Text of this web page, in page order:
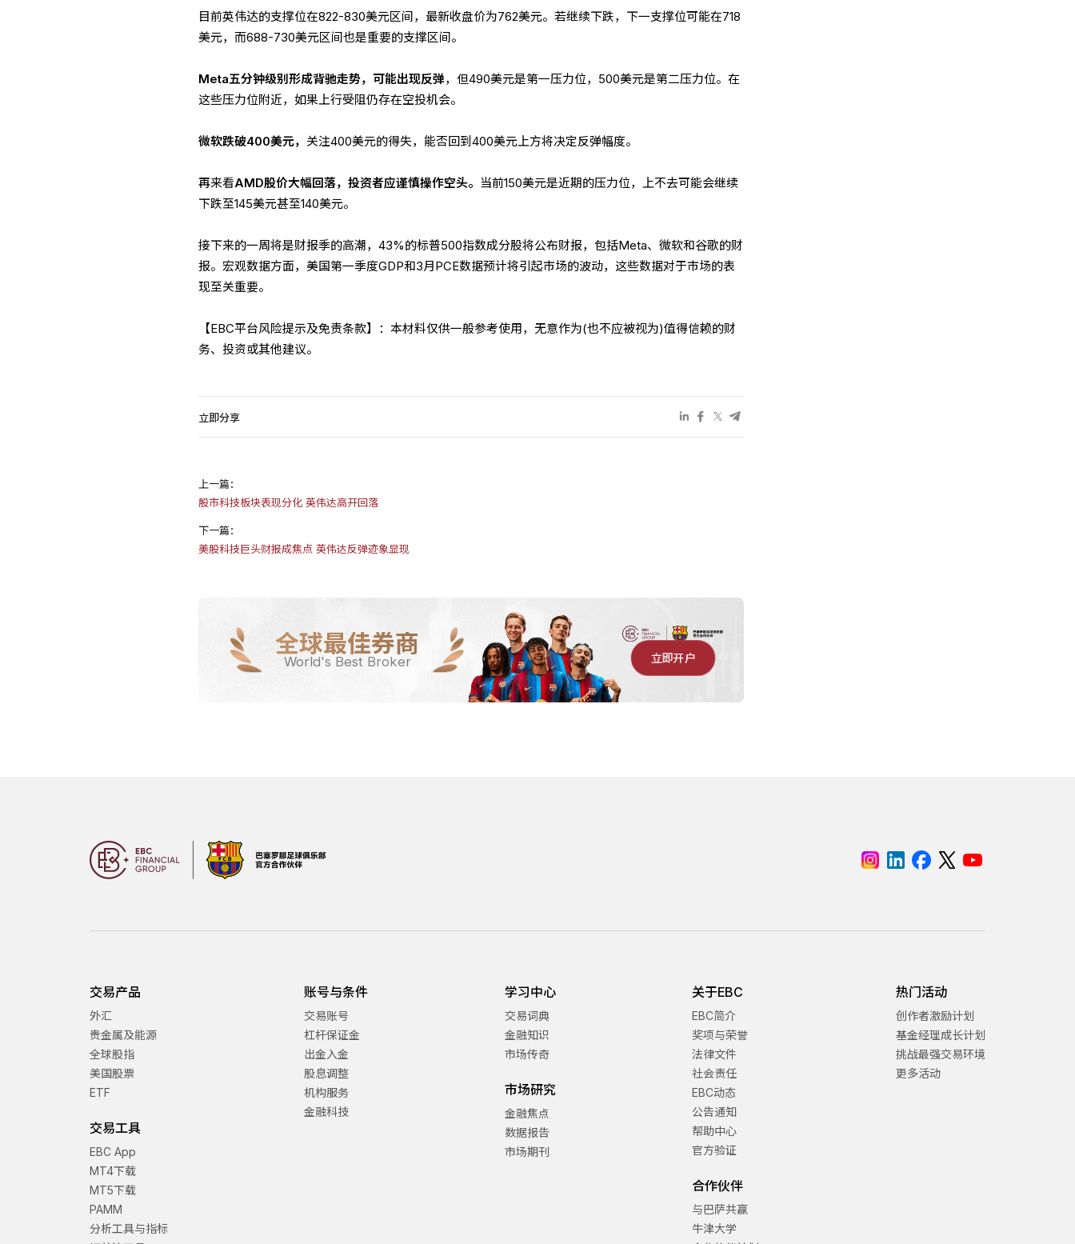
目前英伟达的支撑位在822-830美元区间，最新收盘价为762美元。若继续下跌，下一支撑位可能在718
美元，而688-730美元区间也是重要的支撑区间。
Meta五分钟级别形成背驰走势，可能出现反弹，但490美元是第一压力位，500美元是第二压力位。在
这些压力位附近，如果上行受阻仍存在空投机会。
微软跌破400美元， 关注400美元的得失，能否回到400美元上方将决定反弹幅度。
再来看AMD股价大幅回落，投资者应谨慎操作空头。 当前150美元是近期的压力位，上不去可能会继续
下跌至145美元甚至140美元。
接下来的一周将是财报季的高潮，43%的标普500指数成分股将公布财报，包括Meta、微软和谷歌的财
报。宏观数据方面，美国第一季度GDP和3月PCE数据预计将引起市场的波动，这些数据对于市场的表
现至关重要。
【EBC平台风险提示及免责条款】：本材料仅供一般参考使用，无意作为(也不应被视为)值得信赖的财
务、投资或其他建议。
立即分享
上一篇：
股市科技板块表现分化 英伟达高开回落
下一篇：
美股科技巨头财报成焦点 英伟达反弹迹象显现
全球最佳券商
World's Best Broker 立即开户
交易产品
外汇
贵金属及能源
全球股指
美国股票
ETF
交易工具
EBC App
MT4下载
MT5下载
PAMM
分析工具与指标
账号与条件
交易账号
杠杆保证金
出金入金
股息调整
机构服务
金融科技
学习中心
交易词典
金融知识
市场传奇
市场研究
金融焦点
数据报告
市场期刊
关于EBC
EBC简介
奖项与荣誉
法律文件
社会责任
EBC动态
公告通知
帮助中心
官方验证
合作伙伴
与巴萨共赢
牛津大学
热门活动
创作者激励计划
基金经理成长计划
挑战最强交易环境
更多活动